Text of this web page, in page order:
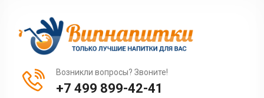
Возникли вопросы? Звоните!
+7 499 899-42-41